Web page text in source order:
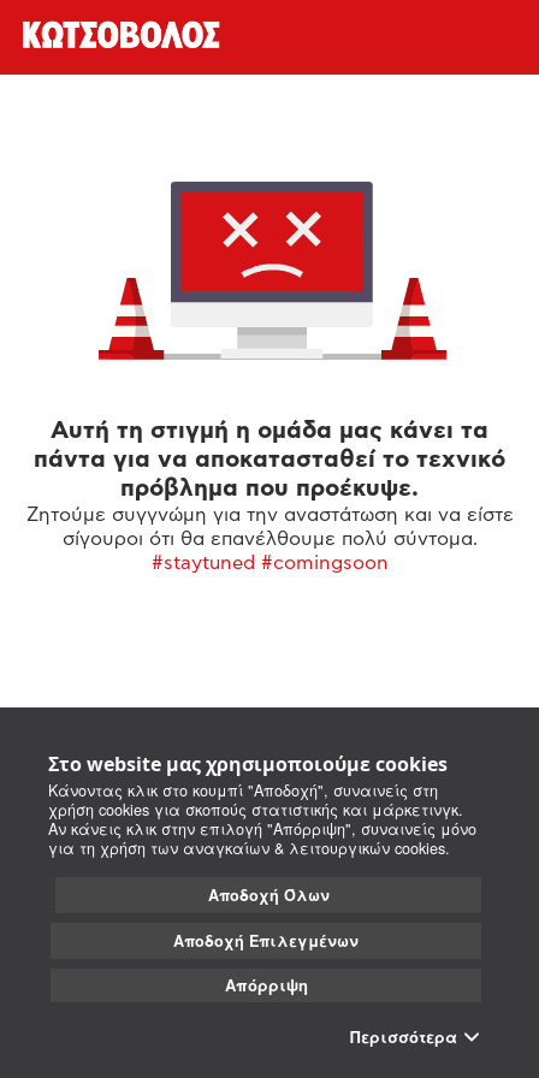
Στο website μας χρησιμοποιούμε cookies
Κάνοντας κλικ στο κουμπί "Αποδοχή", συναινείς στη
χρήση cookies για σκοπούς στατιστικής και μάρκετινγκ.
Αν κάνεις κλικ στην επιλογή "Απόρριψη", συναινείς μόνο
για τη χρήση των αναγκαίων & λειτουργικών cookies.
Αποδοχή Όλων
Αποδοχή Επιλεγμένων
Απόρριψη
Περισσότερα
Αυτή τη στιγμή η ομάδα μας κάνει τα
πάντα για να αποκατασταθεί το τεχνικό
πρόβλημα που προέκυψε.
Ζητούμε συγγνώμη για την αναστάτωση και να είστε
σίγουροι ότι θα επανέλθουμε πολύ σύντομα.
#staytuned #comingsoon